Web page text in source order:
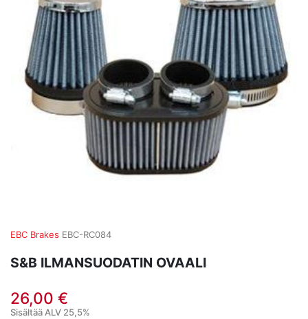
EBC Brakes EBC-RC084
S&B ILMANSUODATIN OVAALI
26,00 €
Sisältää ALV 25,5%